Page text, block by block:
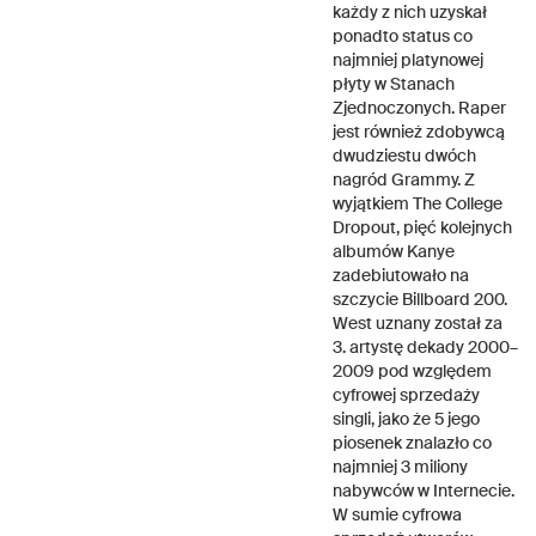
każdy z nich uzyskał
ponadto status co
najmniej platynowej
płyty w Stanach
Zjednoczonych. Raper
jest również zdobywcą
dwudziestu dwóch
nagród Grammy. Z
wyjątkiem The College
Dropout, pięć kolejnych
albumów Kanye
zadebiutowało na
szczycie Billboard 200.
West uznany został za
3. artystę dekady 2000–
2009 pod względem
cyfrowej sprzedaży
singli, jako że 5 jego
piosenek znalazło co
najmniej 3 miliony
nabywców w Internecie.
W sumie cyfrowa